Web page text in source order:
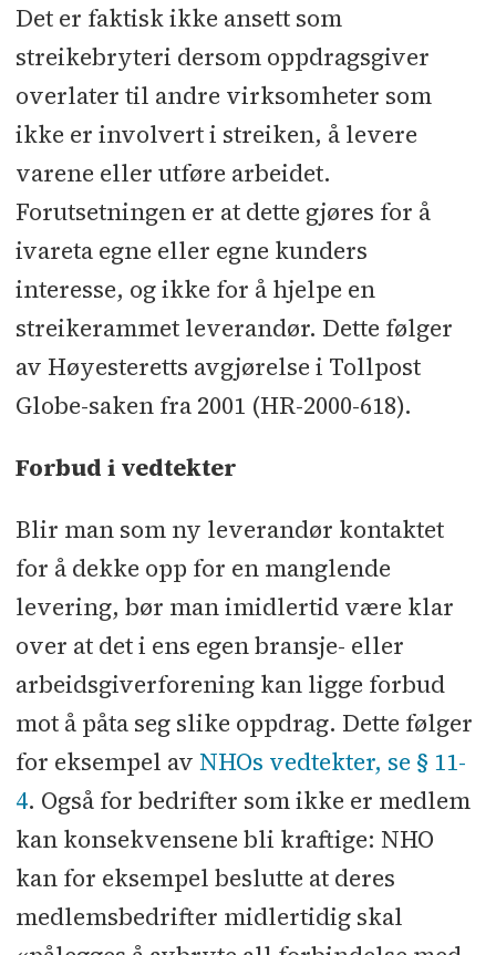
Det er faktisk ikke ansett som
streikebryteri dersom oppdragsgiver
overlater til andre virksomheter som
ikke er involvert i streiken, å levere
varene eller utføre arbeidet.
Forutsetningen er at dette gjøres for å
ivareta egne eller egne kunders
interesse, og ikke for å hjelpe en
streikerammet leverandør. Dette følger
av Høyesteretts avgjørelse i Tollpost
Globe-saken fra 2001 (HR-2000-618).
Forbud i vedtekter
Blir man som ny leverandør kontaktet
for å dekke opp for en manglende
levering, bør man imidlertid være klar
over at det i ens egen bransje- eller
arbeidsgiverforening kan ligge forbud
mot å påta seg slike oppdrag. Dette følger
for eksempel av NHOs vedtekter, se § 11-
4. Også for bedrifter som ikke er medlem
kan konsekvensene bli kraftige: NHO
kan for eksempel beslutte at deres
medlemsbedrifter midlertidig skal